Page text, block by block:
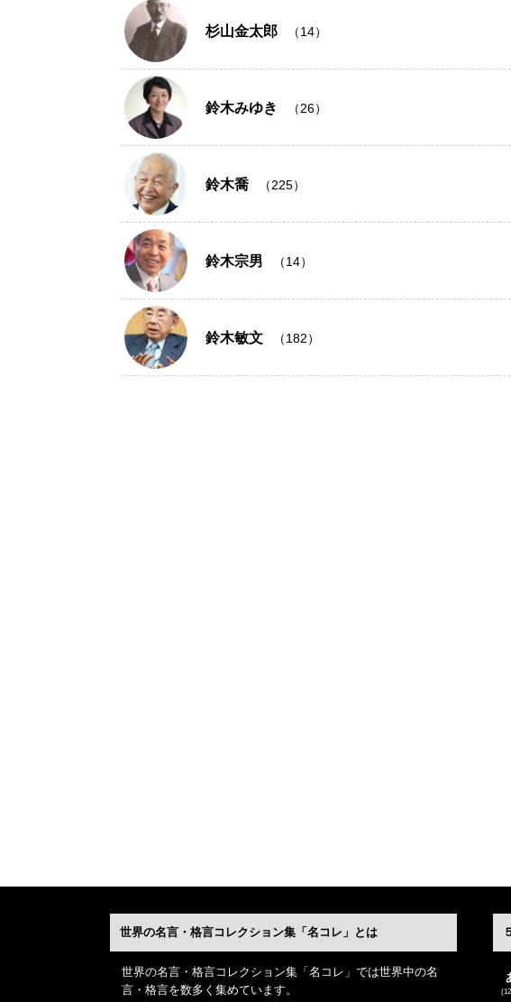
杉山金太郎 （14）
鈴木みゆき （26）
鈴木喬 （225）
鈴木宗男 （14）
鈴木敏文 （182）
世界の名言・格言コレクション集「名コレ」とは
世界の名言・格言コレクション集「名コレ」では世界中の名
言・格言を数多く集めています。